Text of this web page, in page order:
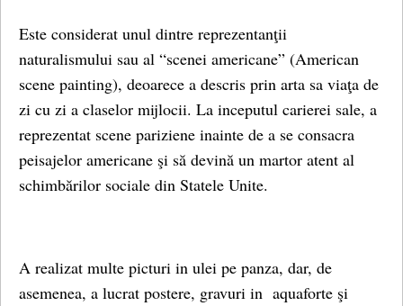
Este considerat unul dintre reprezentanţii
naturalismului sau al “scenei americane” (American
scene painting), deoarece a descris prin arta sa viaţa de
zi cu zi a claselor mijlocii. La inceputul carierei sale, a
reprezentat scene pariziene inainte de a se consacra
peisajelor americane şi să devină un martor atent al
schimbărilor sociale din Statele Unite.
A realizat multe picturi in ulei pe panza, dar, de
asemenea, a lucrat postere, gravuri in aquaforte şi